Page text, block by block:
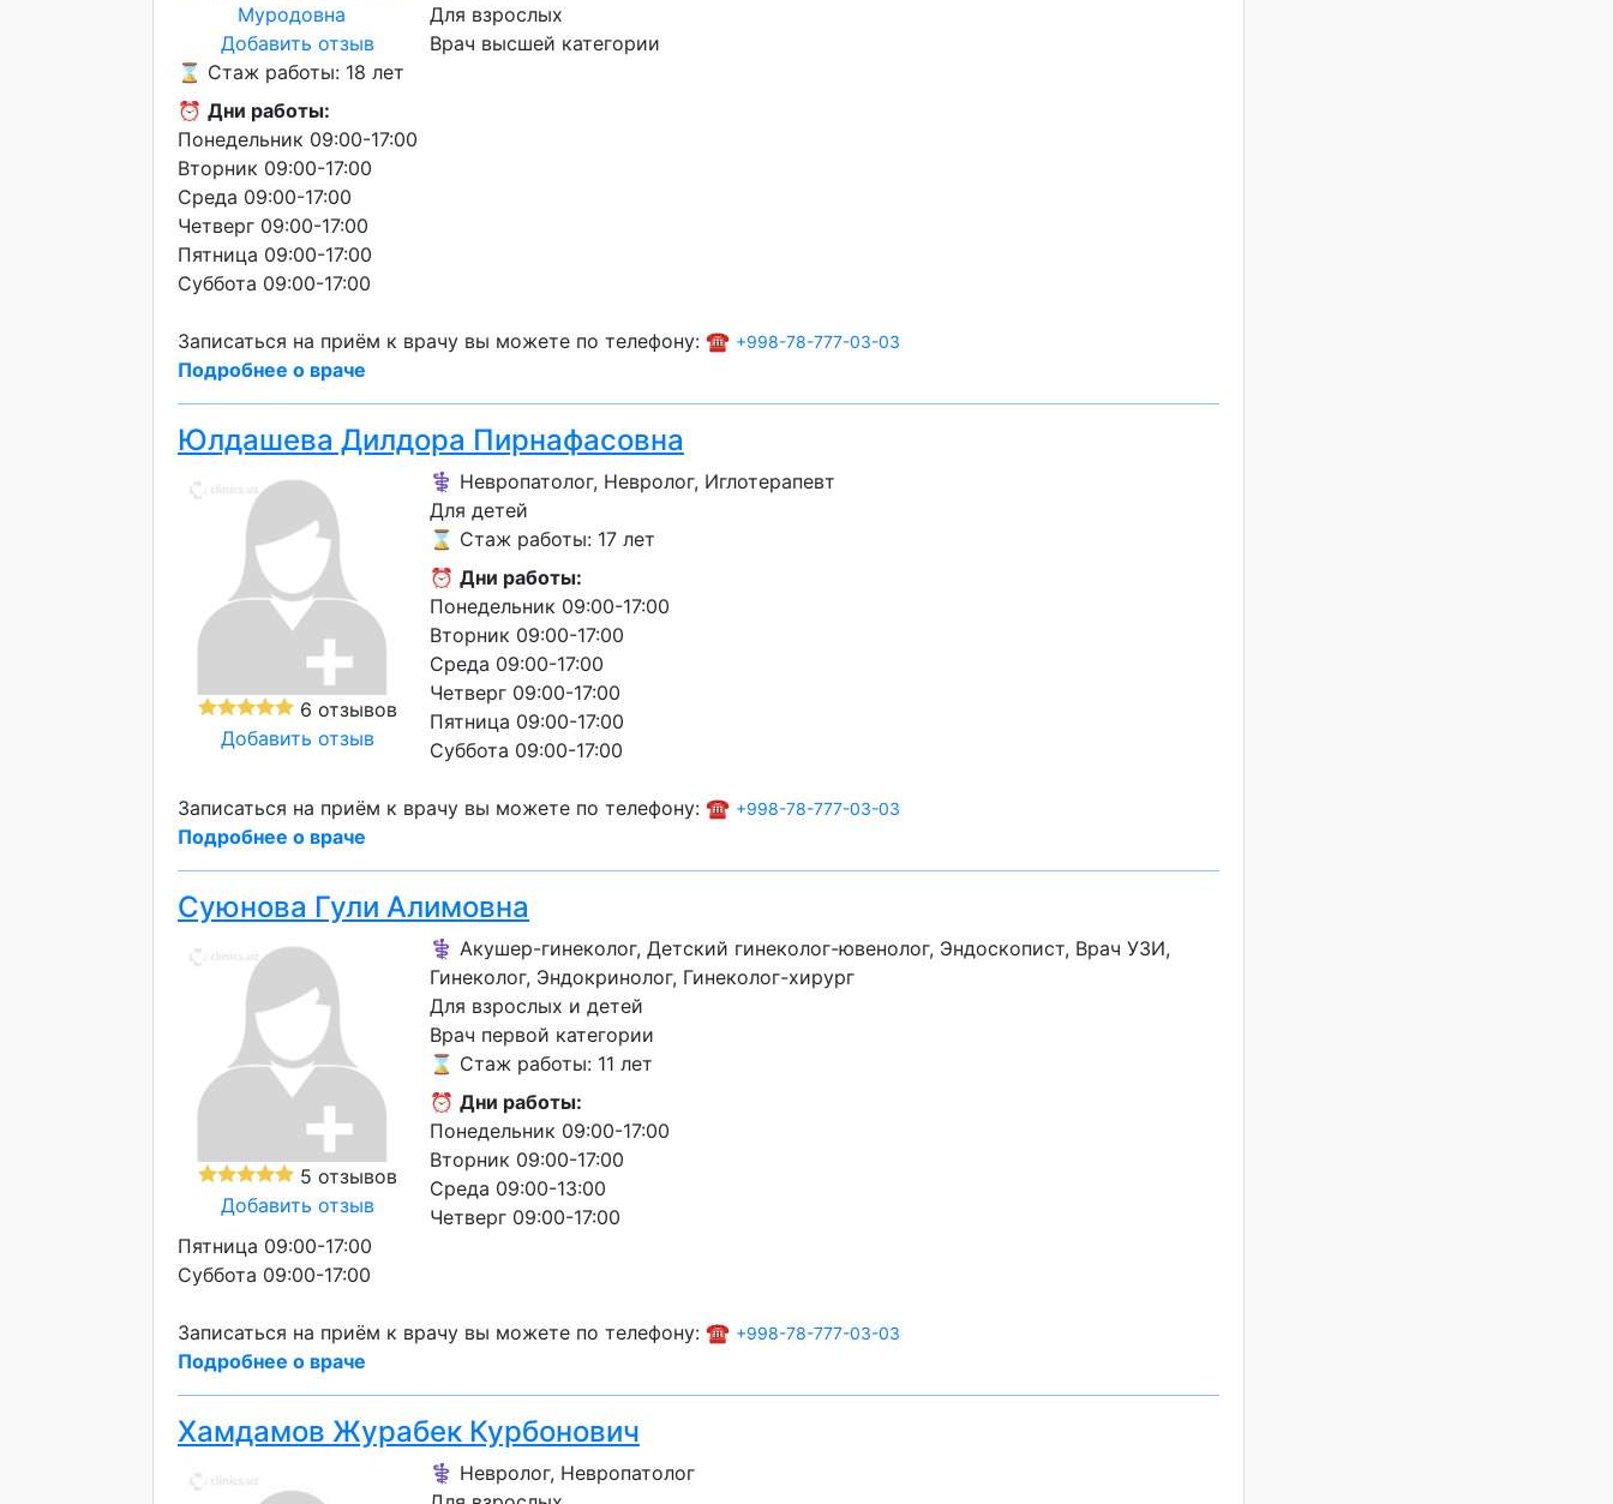
Добавить отзыв
Для взрослых
Врач высшей категории
⌛ Стаж работы: 18 лет
⏰ Дни работы:
Понедельник 09:00-17:00
Вторник 09:00-17:00
Среда 09:00-17:00
Четверг 09:00-17:00
Пятница 09:00-17:00
Суббота 09:00-17:00
Записаться на приём к врачу вы можете по телефону: ☎️ +998-78-777-03-03
Подробнее о враче
Юлдашева Дилдора Пирнафасовна
6 отзывов
Добавить отзыв
⚕️ Невропатолог, Невролог, Иглотерапевт
Для детей
⌛ Стаж работы: 17 лет
⏰ Дни работы:
Понедельник 09:00-17:00
Вторник 09:00-17:00
Среда 09:00-17:00
Четверг 09:00-17:00
Пятница 09:00-17:00
Суббота 09:00-17:00
Записаться на приём к врачу вы можете по телефону: ☎️ +998-78-777-03-03
Подробнее о враче
Суюнова Гули Алимовна
5 отзывов
Добавить отзыв
⚕️ Акушер-гинеколог, Детский гинеколог-ювенолог, Эндоскопист, Врач УЗИ,
Гинеколог, Эндокринолог, Гинеколог-хирург
Для взрослых и детей
Врач первой категории
⌛ Стаж работы: 11 лет
⏰ Дни работы:
Понедельник 09:00-17:00
Вторник 09:00-17:00
Среда 09:00-13:00
Четверг 09:00-17:00
Пятница 09:00-17:00
Суббота 09:00-17:00
Записаться на приём к врачу вы можете по телефону: ☎️ +998-78-777-03-03
Подробнее о враче
Хамдамов Журабек Курбонович
⚕️ Невролог, Невропатолог